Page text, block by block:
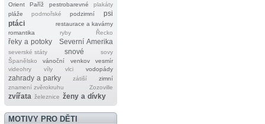
Orient
Paříž pestrobarevné
plakáty
pláže
podmořské podzimní
psi
ptáci
restaurace a kavárny
romantika
ryby Řecko
řeky a potoky Severní Amerika
severské státy snové
sovy
Španělsko
vánoční venkov
vesmír
videohry
víly vlci vodopády
zahrady a parky zátiší
zimní
znamení zvěrokruhu
Zozoville
zvířata železnice ženy a dívky
MOTIVY PRO DĚTI